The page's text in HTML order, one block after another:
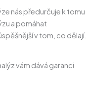
nás předurčuje k tomu
a pomáhat
v tom, co dělají.
vám dává garanci